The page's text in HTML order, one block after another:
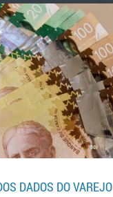
DADOS DO VAREJO